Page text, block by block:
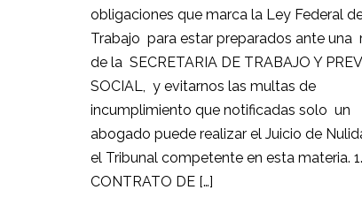
obligaciones que marca la Ley Federal
Trabajo para estar preparados ante una
de la SECRETARIA DE TRABAJO Y
SOCIAL, y evitarnos las multas de
incumplimiento que notificadas solo un
abogado puede realizar el Juicio de
el Tribunal competente en esta materia.
CONTRATO DE […]